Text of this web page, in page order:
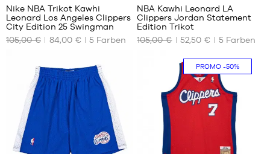
UNSERE
VERFÜGBAREN
GRÖSSEN
Nike NBA Trikot Kawhi
Leonard Los Angeles Clippers
City Edition 25 Swingman
105,00 €
84,00 € 5 Farben
UNSERE
GRÖSSEN
NBA Kawhi Leonard LA
Clippers Jordan Statement
Edition Trikot
105,00 €
52,50 € 5 Farben
PROMO-50%